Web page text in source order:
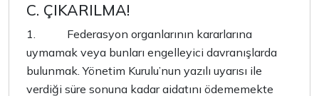
C. ÇIKARILMA!
1.
Federasyon organlarının kararlarına
uymamak veya bunları engelleyici davranışlarda
bulunmak. Yönetim Kurulu’nun yazılı uyarısı ile
verdiği süre sonuna kadar aidatını ödememekte